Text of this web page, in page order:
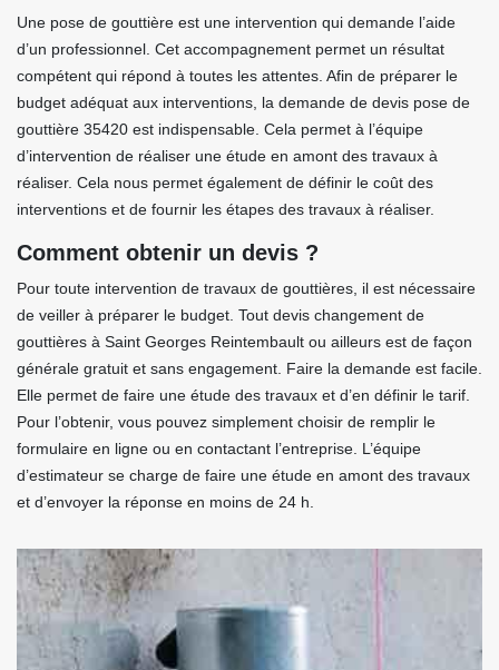
Une pose de gouttière est une intervention qui demande l’aide
d’un professionnel. Cet accompagnement permet un résultat
compétent qui répond à toutes les attentes. Afin de préparer le
budget adéquat aux interventions, la demande de devis pose de
gouttière 35420 est indispensable. Cela permet à l’équipe
d’intervention de réaliser une étude en amont des travaux à
réaliser. Cela nous permet également de définir le coût des
interventions et de fournir les étapes des travaux à réaliser.
Comment obtenir un devis ?
Pour toute intervention de travaux de gouttières, il est nécessaire
de veiller à préparer le budget. Tout devis changement de
gouttières à Saint Georges Reintembault ou ailleurs est de façon
générale gratuit et sans engagement. Faire la demande est facile.
Elle permet de faire une étude des travaux et d’en définir le tarif.
Pour l’obtenir, vous pouvez simplement choisir de remplir le
formulaire en ligne ou en contactant l’entreprise. L’équipe
d’estimateur se charge de faire une étude en amont des travaux
et d’envoyer la réponse en moins de 24 h.